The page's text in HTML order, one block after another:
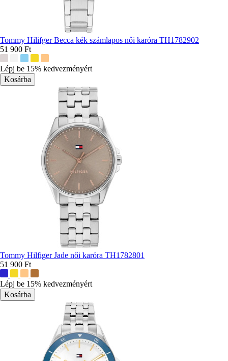
Tommy Hilifger Becca kék számlapos női karóra TH1782902
51 900 Ft
színek:
Lépj be 15% kedvezményért
Tommy Hilfiger Jade női karóra TH1782801
51 900 Ft
színek:
Lépj be 15% kedvezményért